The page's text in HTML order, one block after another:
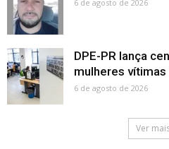
6 de agosto de 2026
DPE-PR lança
mulheres
6 de agosto de 2026
Ver